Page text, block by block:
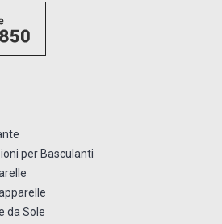
per Basculanti
da Sole